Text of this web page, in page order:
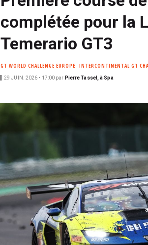
complétée pour la
Temerario GT3
GT WORLD CHALLENGE EUROPE INTERCONTINENTAL GT
29 JUIN. 2026 • 17:00 par Pierre Tassel, à Spa